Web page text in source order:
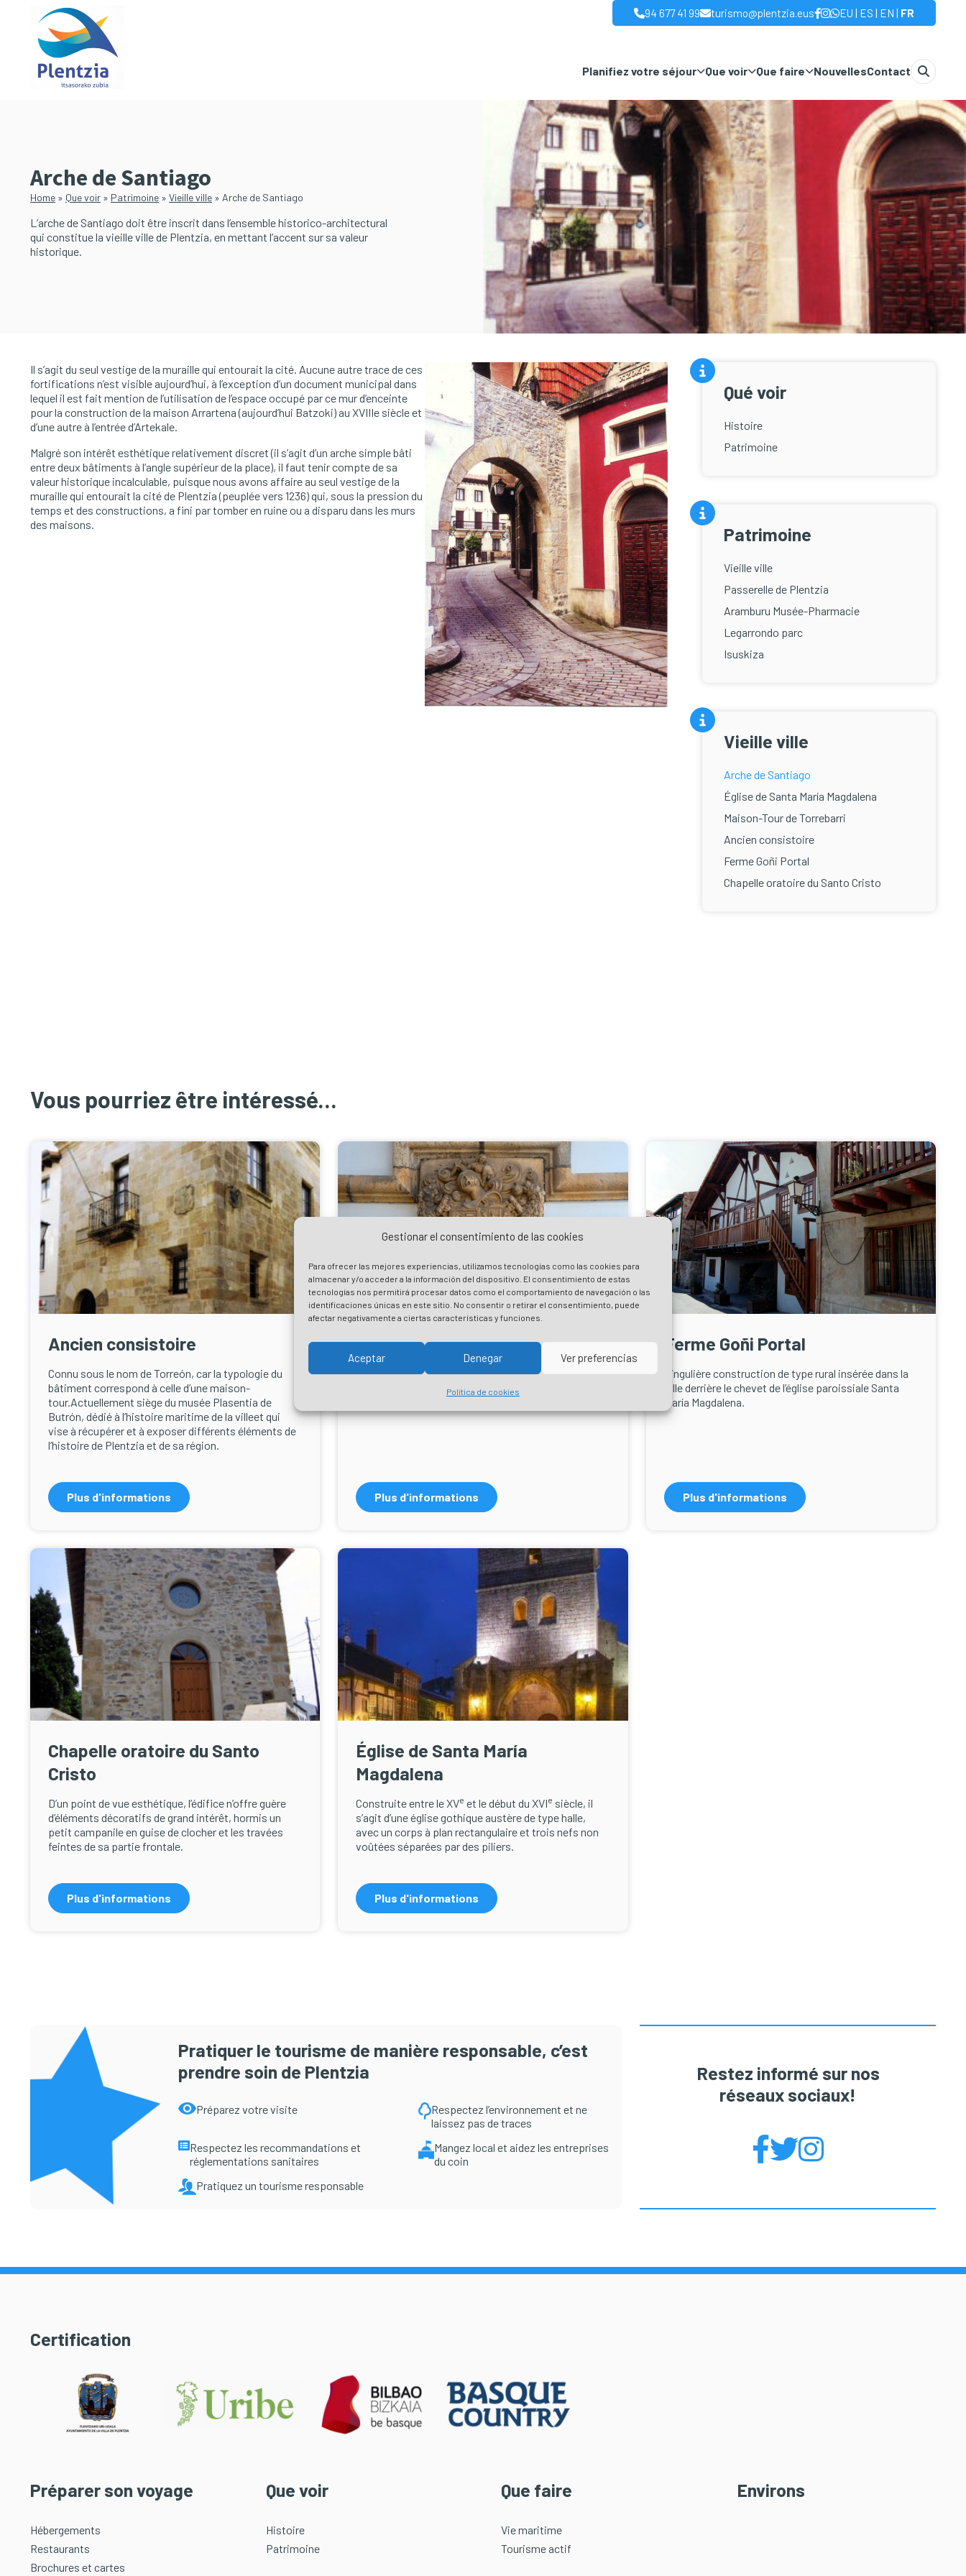
Gestionar el consentimiento de las cookies
Para ofrecer las mejores experiencias, utilizamos tecnologías como las cookies para
almacenar y/o acceder a la información del dispositivo. El consentimiento de estas
tecnologías nos permitirá procesar datos como el comportamiento de navegación o las
identificaciones únicas en este sitio. No consentir o retirar el consentimiento, puede
afectar negativamente a ciertas características y funciones.
Aceptar Denegar Ver preferencias
Política de cookies
contenu
principal
94 677 41 99 turismo@plentzia.eus EU | ES | EN | FR
Planifiez votre séjour Que voir Que faire NouvellesContact
Arche de Santiago
Home » Que voir » Patrimoine » Vieille ville » Arche de Santiago
L’arche de Santiago doit être inscrit dans l’ensemble historico-architectural
qui constitue la vieille ville de Plentzia, en mettant l’accent sur sa valeur
historique.
Il s’agit du seul vestige de la muraille qui entourait la cité. Aucune autre trace de ces
fortifications n’est visible aujourd’hui, à l’exception d’un document municipal dans
lequel il est fait mention de l’utilisation de l’espace occupé par ce mur d’enceinte
pour la construction de la maison Arrartena (aujourd’hui Batzoki) au XVIIIe siècle et
d’une autre à l’entrée d’Artekale.
Malgré son intérêt esthétique relativement discret (il s’agit d’un arche simple bâti
entre deux bâtiments à l’angle supérieur de la place), il faut tenir compte de sa
valeur historique incalculable, puisque nous avons affaire au seul vestige de la
muraille qui entourait la cité de Plentzia (peuplée vers 1236) qui, sous la pression du
temps et des constructions, a fini par tomber en ruine ou a disparu dans les murs
des maisons.
Qué voir
Histoire
Patrimoine
Patrimoine
Vieille ville
Passerelle de Plentzia
Aramburu Musée-Pharmacie
Legarrondo parc
Isuskiza
Vieille ville
Arche de Santiago
Église de Santa María Magdalena
Maison-Tour de Torrebarri
Ancien consistoire
Ferme Goñi Portal
Chapelle oratoire du Santo Cristo
Vous pourriez être intéressé...
Ancien consistoire
Connu sous le nom de Torreón, car la typologie du
bâtiment correspond à celle d’une maison-
tour.Actuellement siège du musée Plasentia de
Butrón, dédié à l’histoire maritime de la villeet qui
vise à récupérer et à exposer différents éléments de
l’histoire de Plentzia et de sa région.
Plus d'informations
Maison-Tour de Torrebarri
Démoli et transformé en maison d’habitation, il
conserve encore quelques éléments stylistiques et
Plus d'informations
Ferme Goñi Portal
Singulière construction de type rural insérée dans la
ville derrière le chevet de l’église paroissiale Santa
María Magdalena.
Plus d'informations
Chapelle oratoire du Santo
Cristo
D’un point de vue esthétique, l’édifice n’offre guère
d’éléments décoratifs de grand intérêt, hormis un
petit campanile en guise de clocher et les travées
feintes de sa partie frontale.
Plus d'informations
Église de Santa María
Magdalena
Construite entre le XVe et le début du XVIe siècle, il
s’agit d’une église gothique austère de type halle,
avec un corps à plan rectangulaire et trois nefs non
voûtées séparées par des piliers.
Plus d'informations
Pratiquer le tourisme de manière responsable, c’est
prendre soin de Plentzia
Préparez votre visite
Respectez l’environnement et ne
laissez pas de traces
Respectez les recommandations et
réglementations sanitaires
Mangez local et aidez les entreprises
du coin
Pratiquez un tourisme responsable
Restez informé sur nos
réseaux sociaux!
Certification
Préparer son voyage
Hébergements
Restaurants
Brochures et cartes
Que voir
Histoire
Patrimoine
Que faire
Vie maritime
Tourisme actif
Environs